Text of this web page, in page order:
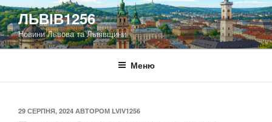
Перейти
до
вмісту
ЛЬВІВ1256
Новини Львова та Львівщини
Меню
ОПУБЛІКОВАНО
29 СЕРПНЯ, 2024 АВТОРОМ LVIV1256